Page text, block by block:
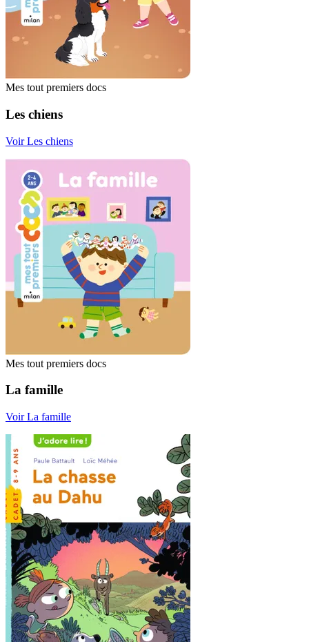
Mes tout premiers docs
Les chiens
Voir Les chiens
Mes tout premiers docs
La famille
Voir La famille